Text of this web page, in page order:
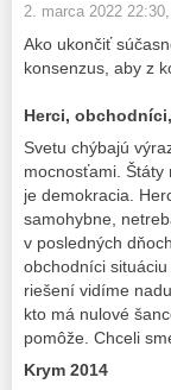
2. marca 2022 22:30
Ako ukončiť
konsenzus, aby z
Herci,
Svetu chýbajú
mocnosťami. Štáty
je demokracia.
samohybne,
v posledných
obchodníci
riešení vidíme
kto má nulové
pomôže. Chceli
Krym 2014